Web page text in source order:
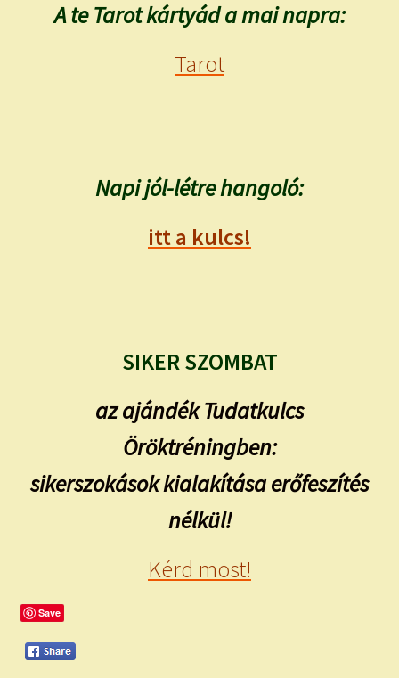
A te Tarot kártyád a mai napra:
Tarot
Napi jól-létre hangoló:
itt a kulcs!
SIKER SZOMBAT
az ajándék Tudatkulcs
Öröktréningben:
sikerszokások kialakítása erőfeszítés
nélkül!
Kérd most!
Save